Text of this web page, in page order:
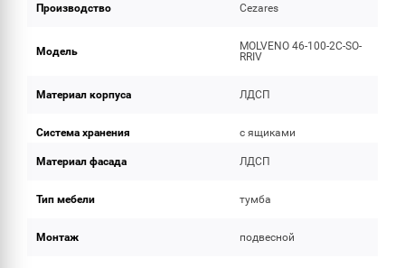
Производство Cezares
Модель
MOLVENO 46-100-2C-SO-
RRIV
Материал корпуса ЛДСП
Система хранения с ящиками
Материал фасада ЛДСП
Тип мебели тумба
Монтаж подвесной